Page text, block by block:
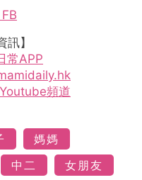
】
常APP
Youtube頻道
媽媽
中二 女朋友